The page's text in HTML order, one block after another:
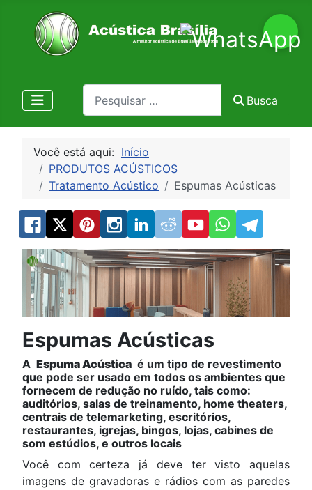
Pesquisa
Busca
Você está aqui: Início
PRODUTOS ACÚSTICOS
Tratamento Acústico
Espumas Acústicas
Espumas Acústicas
A Espuma Acústica é um tipo de revestimento
que pode ser usado em todos os ambientes que
fornecem de redução no ruído, tais como:
auditórios, salas de treinamento, home theaters,
centrais de telemarketing, escritórios,
restaurantes, igrejas, bingos, lojas, cabines de
som estúdios, e outros locais
Você com certeza já deve ter visto aquelas
imagens de gravadoras e rádios com as paredes